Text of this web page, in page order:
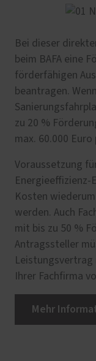
Bei dieser
beim BAFA eine
förderfähigen
beantragen.
zu 20 %
max. 60.000
Voraussetzung
Energieeffizienz-
Kosten
werden. Auch
mit bis zu 50 %
Antragssteller
Ihrer Fachfirma
Mehr